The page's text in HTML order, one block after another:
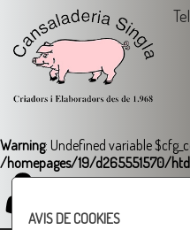
AVIS DE COOKIES
Warning: Undefined variable
/homepages/19/d265551570/
Login